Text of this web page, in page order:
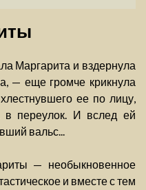
Маргарита и вздернула
— еще громче крикнула
ее по лицу,
в переулок. И вслед ей
вальс...
— необыкновенное
и вместе с тем